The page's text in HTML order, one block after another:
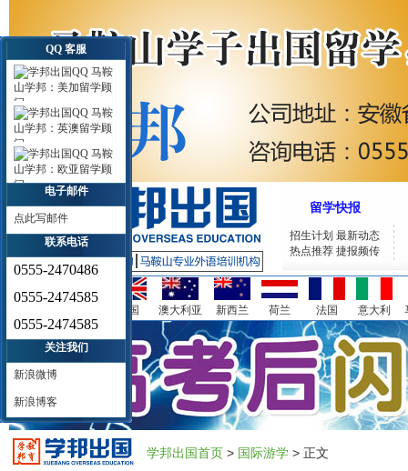
留学快报
招生计划 最新动态
热点推荐 捷报频传
英国 澳大利亚 新西兰 荷兰 法国 意大利
学邦出国首页 > 国际游学 > 正文
QQ 客服
马鞍
山学邦：美加留学顾
问
马鞍
山学邦：英澳留学顾
问
马鞍
山学邦：欧亚留学顾
问
电子邮件
点此写邮件
联系电话
0555-2470486
0555-2474585
0555-2474585
关注我们
新浪微博
新浪博客